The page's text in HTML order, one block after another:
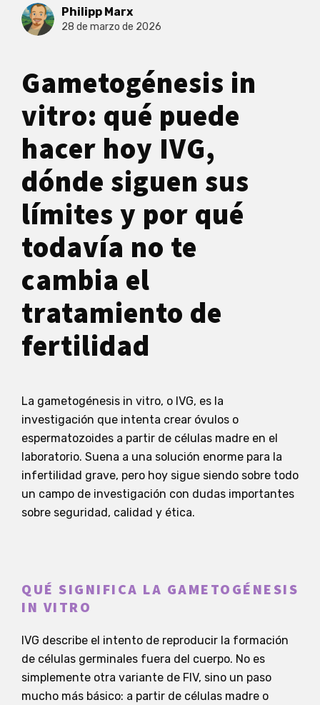
Philipp Marx
28 de marzo de 2026
Gametogénesis in
vitro: qué puede
hacer hoy IVG,
dónde siguen sus
límites y por qué
todavía no te
cambia el
tratamiento de
fertilidad
La gametogénesis in vitro, o IVG, es la
investigación que intenta crear óvulos o
espermatozoides a partir de células madre en el
laboratorio. Suena a una solución enorme para la
infertilidad grave, pero hoy sigue siendo sobre todo
un campo de investigación con dudas importantes
sobre seguridad, calidad y ética.
QUÉ SIGNIFICA LA GAMETOGÉNESIS
IN VITRO
IVG describe el intento de reproducir la formación
de células germinales fuera del cuerpo. No es
simplemente otra variante de FIV, sino un paso
mucho más básico: a partir de células madre o